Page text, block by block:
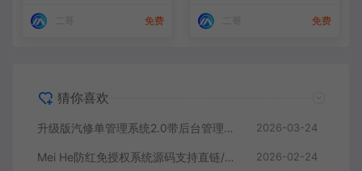
免费 免费
猜你喜欢
升级版汽修单管理系统2.0带后台管理+搭建教程 2026-03-24
Mei He防红免授权系统源码支持直链/跳转/短链接 2026-02-24